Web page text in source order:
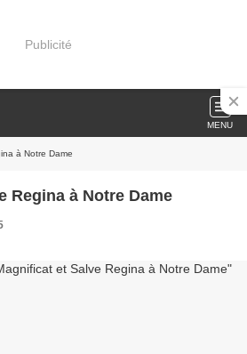
Publicité
MENU
à Notre Dame
Regina à Notre Dame